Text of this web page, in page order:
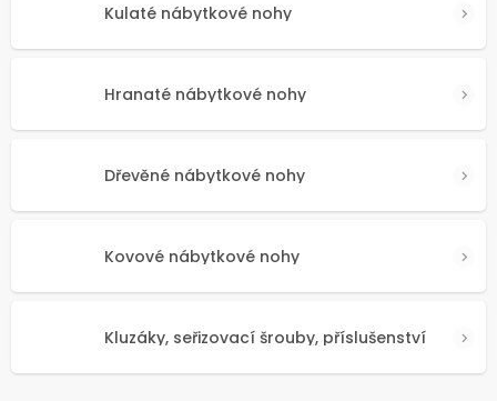
Kulaté nábytkové nohy
Hranaté nábytkové nohy
Dřevěné nábytkové nohy
Kovové nábytkové nohy
Kluzáky, seřizovací šrouby, příslušenství